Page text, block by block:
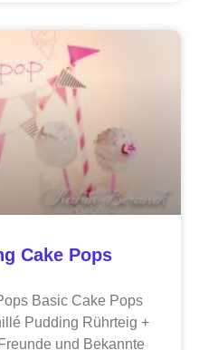
Cake Pops
Basic Cake Pops
Pudding Rührteig +
und Bekannte